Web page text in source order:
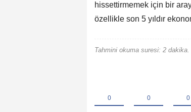
hissettirmemek için bir
özellikle son 5 yıldır
Tahmini okuma suresi: 2 dakika.